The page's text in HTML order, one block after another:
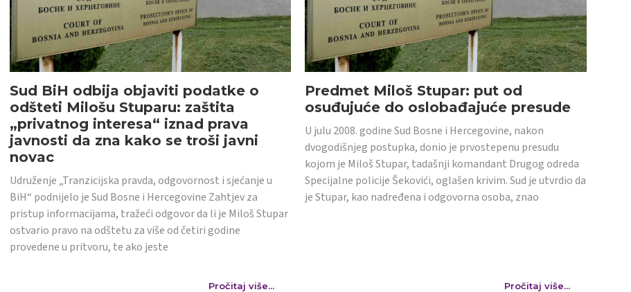
Sud BiH odbija objaviti podatke o
odšteti Milošu Stuparu: zaštita
„privatnog interesa“ iznad prava
javnosti da zna kako se troši javni
novac
Udruženje „Tranzicijska pravda, odgovornost i sjećanje u
BiH“ podnijelo je Sud Bosne i Hercegovine Zahtjev za
pristup informacijama, tražeći odgovor da li je Miloš Stupar
ostvario pravo na odštetu za više od četiri godine
provedene u pritvoru, te ako jeste
Pročitaj više...
Predmet Miloš Stupar: put od
osuđujuće do oslobađajuće presude
U julu 2008. godine Sud Bosne i Hercegovine, nakon
dvogodišnjeg postupka, donio je prvostepenu presudu
kojom je Miloš Stupar, tadašnji komandant Drugog odreda
Specijalne policije Šekovići, oglašen krivim. Sud je utvrdio da
je Stupar, kao nadređena i odgovorna osoba, znao
Pročitaj više...